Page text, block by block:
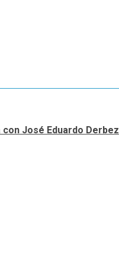
José Eduardo Derbez